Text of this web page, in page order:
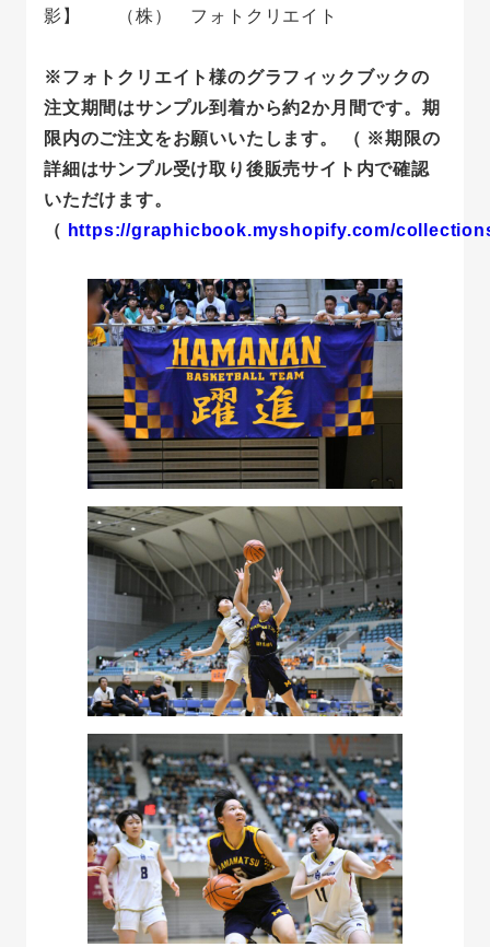
影】 （株） フォトクリエイト
※フォトクリエイト様のグラフィックブックの
注文期間はサンプル到着から約2か月間です。期
限内のご注文をお願いいたします。 （ ※期限の
詳細はサンプル受け取り後販売サイト内で確認
いただけます。
（ https://graphicbook.myshopify.com/